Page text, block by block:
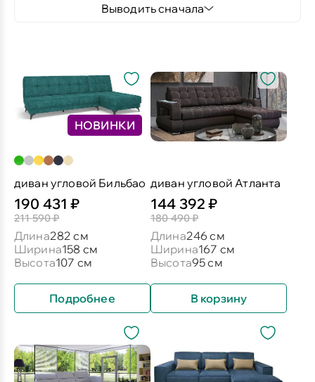
Выводить сначала
НОВИНКИ
диван угловой Бильбао
190 431 ₽
211 590 ₽
Длина282 см
Ширина158 см
Высота107 см
Подробнее
диван угловой Атланта
144 392 ₽
180 490 ₽
Длина246 см
Ширина167 см
Высота95 см
В корзину